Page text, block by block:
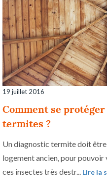
19 juillet 2016
Comment se protéger
termites ?
Un diagnostic termite doit être
logement ancien, pour
ces insectes très destr... Lire la